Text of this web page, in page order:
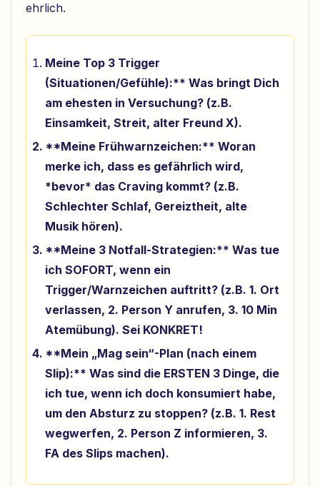
ehrlich.
Meine Top 3 Trigger
(Situationen/Gefühle):** Was bringt Dich
am ehesten in Versuchung? (z.B.
Einsamkeit, Streit, alter Freund X).
**Meine Frühwarnzeichen:** Woran
merke ich, dass es gefährlich wird,
*bevor* das Craving kommt? (z.B.
Schlechter Schlaf, Gereiztheit, alte
Musik hören).
**Meine 3 Notfall-Strategien:** Was tue
ich SOFORT, wenn ein
Trigger/Warnzeichen auftritt? (z.B. 1. Ort
verlassen, 2. Person Y anrufen, 3. 10 Min
Atemübung). Sei KONKRET!
**Mein „Mag sein“-Plan (nach einem
Slip):** Was sind die ERSTEN 3 Dinge, die
ich tue, wenn ich doch konsumiert habe,
um den Absturz zu stoppen? (z.B. 1. Rest
wegwerfen, 2. Person Z informieren, 3.
FA des Slips machen).